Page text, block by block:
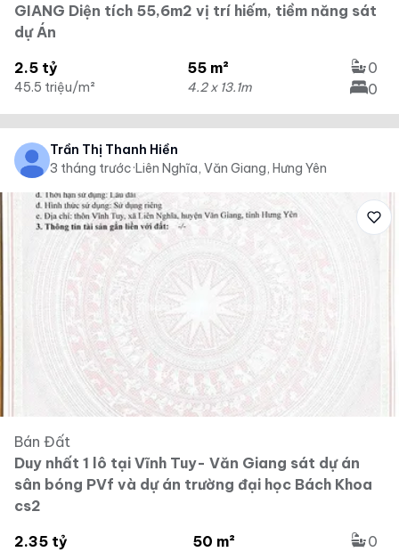
GIANG Diện tích 55,6m2 vị trí hiếm, tiềm năng sát
dự Án
2.5 tỷ
45.5 triệu/m²
55 m²
4.2 x 13.1m
0
0
Trần Thị Thanh Hiền
3 tháng trước·Liên Nghĩa, Văn Giang, Hưng Yên
Bán Đất
Duy nhất 1 lô tại Vĩnh Tuy- Văn Giang sát dự án
sân bóng PVf và dự án trường đại học Bách Khoa
cs2
2.35 tỷ
50 m²
0